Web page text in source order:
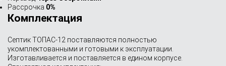
Рассрочка 0%
Комплектация
Септик ТОПАС-12 поставляются полностью
укомплектованными и готовыми к эксплуатации.
Изготавливается и поставляется в едином корпусе.